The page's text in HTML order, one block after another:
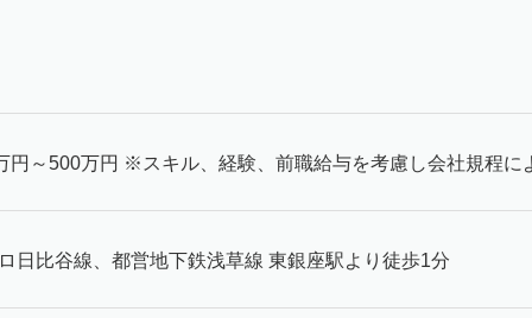
円～500万円 ※スキル、経験、前職給与を考慮し会社規程に
日比谷線、都営地下鉄浅草線 東銀座駅より徒歩1分